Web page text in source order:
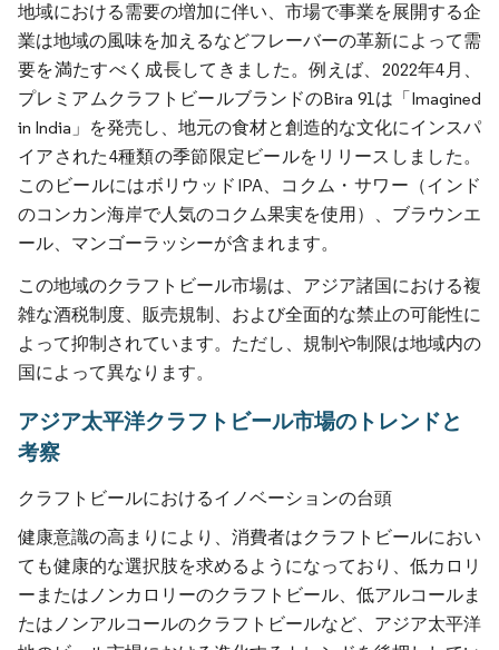
地域における需要の増加に伴い、市場で事業を展開する企
業は地域の風味を加えるなどフレーバーの革新によって需
要を満たすべく成長してきました。例えば、2022年4月、
プレミアムクラフトビールブランドのBira 91は「Imagined
in India」を発売し、地元の食材と創造的な文化にインスパ
イアされた4種類の季節限定ビールをリリースしました。
このビールにはボリウッドIPA、コクム・サワー（インド
のコンカン海岸で人気のコクム果実を使用）、ブラウンエ
ール、マンゴーラッシーが含まれます。
この地域のクラフトビール市場は、アジア諸国における複
雑な酒税制度、販売規制、および全面的な禁止の可能性に
よって抑制されています。ただし、規制や制限は地域内の
国によって異なります。
アジア太平洋クラフトビール市場のトレンドと
考察
クラフトビールにおけるイノベーションの台頭
健康意識の高まりにより、消費者はクラフトビールにおい
ても健康的な選択肢を求めるようになっており、低カロリ
ーまたはノンカロリーのクラフトビール、低アルコールま
たはノンアルコールのクラフトビールなど、アジア太平洋